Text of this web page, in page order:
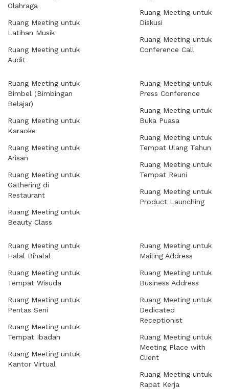
Olahraga
Ruang Meeting untuk
Latihan Musik
Ruang Meeting untuk
Audit
Ruang Meeting untuk
Diskusi
Ruang Meeting untuk
Conference Call
Ruang Meeting untuk
Bimbel (Bimbingan
Belajar)
Ruang Meeting untuk
Karaoke
Ruang Meeting untuk
Arisan
Ruang Meeting untuk
Gathering di
Restaurant
Ruang Meeting untuk
Beauty Class
Ruang Meeting untuk
Press Conference
Ruang Meeting untuk
Buka Puasa
Ruang Meeting untuk
Tempat Ulang Tahun
Ruang Meeting untuk
Tempat Reuni
Ruang Meeting untuk
Product Launching
Ruang Meeting untuk
Halal Bihalal
Ruang Meeting untuk
Tempat Wisuda
Ruang Meeting untuk
Pentas Seni
Ruang Meeting untuk
Tempat Ibadah
Ruang Meeting untuk
Kantor Virtual
Ruang Meeting untuk
Mailing Address
Ruang Meeting untuk
Business Address
Ruang Meeting untuk
Dedicated
Receptionist
Ruang Meeting untuk
Meeting Place with
Client
Ruang Meeting untuk
Rapat Kerja